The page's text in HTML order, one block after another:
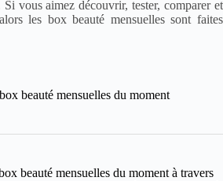
vous aimez découvrir, tester, comparer et
les box beauté mensuelles sont faites
beauté mensuelles du moment
beauté mensuelles du moment à travers